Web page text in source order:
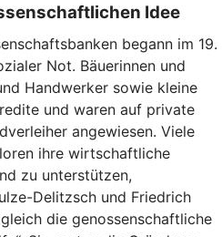
Idee
begann im 19.
Not. Bäuerinnen und
Handwerker sowie kleine
und waren auf private
angewiesen. Viele
ihre wirtschaftliche
zu unterstützen,
Delitzsch und Friedrich
die genossenschaftliche